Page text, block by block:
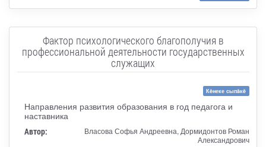
Фактор психологического благополучия в
профессиональной деятельности государственных
служащих
Кĕнеке сыпăкĕ
Направления развития образования в год педагога и
наставника
Автор:
Власова Софья Андреевна, Дормидонтов Роман
Александрович